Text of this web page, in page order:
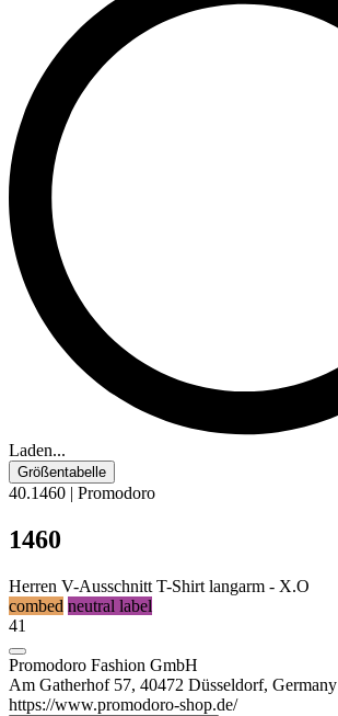
Laden...
Größentabelle
40.1460 | Promodoro
1460
Herren V-Ausschnitt T-Shirt langarm - X.O
combed neutral label
41
Promodoro Fashion GmbH
Am Gatherhof 57, 40472 Düsseldorf, Germany
https://www.promodoro-shop.de/